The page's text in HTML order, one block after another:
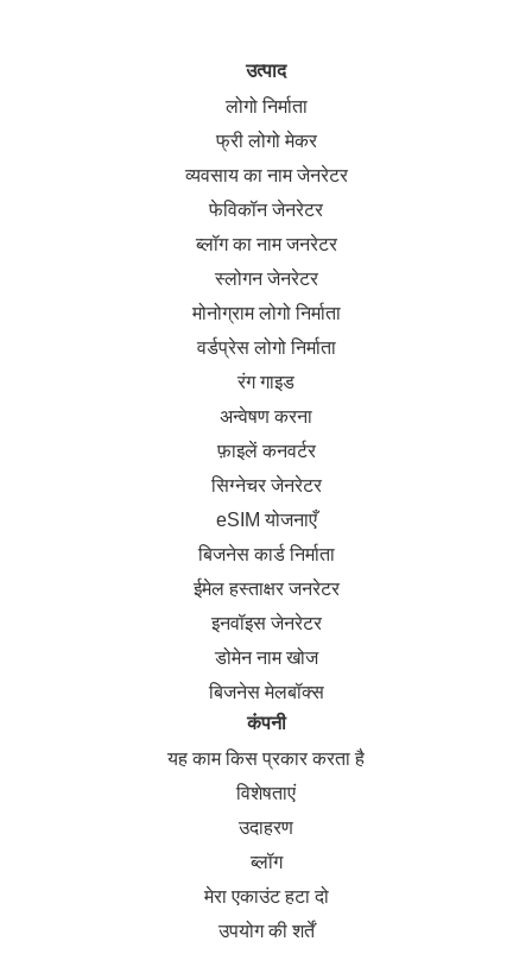
उत्पाद
लोगो निर्माता
फ्री लोगो मेकर
व्यवसाय का नाम जेनरेटर
फेविकॉन जेनरेटर
ब्लॉग का नाम जनरेटर
स्लोगन जेनरेटर
मोनोग्राम लोगो निर्माता
वर्डप्रेस लोगो निर्माता
रंग गाइड
अन्वेषण करना
फ़ाइलें कनवर्टर
सिग्नेचर जेनरेटर
eSIM योजनाएँ
बिजनेस कार्ड निर्माता
ईमेल हस्ताक्षर जनरेटर
इनवॉइस जेनरेटर
डोमेन नाम खोज
बिजनेस मेलबॉक्स
कंपनी
यह काम किस प्रकार करता है
विशेषताएं
उदाहरण
ब्लॉग
मेरा एकाउंट हटा दो
उपयोग की शर्तें